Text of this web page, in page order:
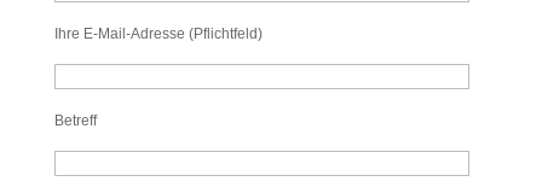
Ihre E-Mail-Adresse (Pflichtfeld)
Betreff